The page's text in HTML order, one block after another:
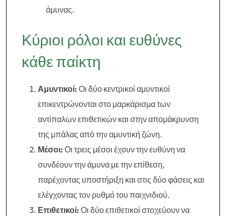
άμυνας.
Κύριοι ρόλοι και ευθύνες
κάθε παίκτη
Αμυντικοί: Οι δύο κεντρικοί αμυντικοί
επικεντρώνονται στο μαρκάρισμα των
αντίπαλων επιθετικών και στην απομάκρυνση
της μπάλας από την αμυντική ζώνη.
Μέσοι: Οι τρεις μέσοι έχουν την ευθύνη να
συνδέουν την άμυνα με την επίθεση,
παρέχοντας υποστήριξη και στις δύο φάσεις και
ελέγχοντας τον ρυθμό του παιχνιδιού.
Επιθετικοί: Οι δύο επιθετικοί στοχεύουν να